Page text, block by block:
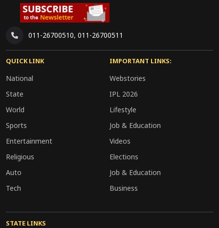
जताया कि जनता लोकतांत्रिक मूल्यों के आधार पर अपना
फैसला करेगी और आने वाले समय में राजनीतिक
परिस्थितियों में बदलाव देखने को मिलेगा। हालांकि, उत्तर
प्रदेश सरकार की ओर से सहनी के आरोपों पर तत्काल कोई
आधिकारिक प्रतिक्रिया सामने नहीं आई है।
011-26700510, 011-26700511
QUICK LINK
National
State
World
Sports
Entertainment
Religious
Auto
Tech
IMPORTANT LINKS:
Webstories
IPL 2026
Lifestyle
Job & Education
Videos
Elections
Job & Education
Business
STATE LINKS